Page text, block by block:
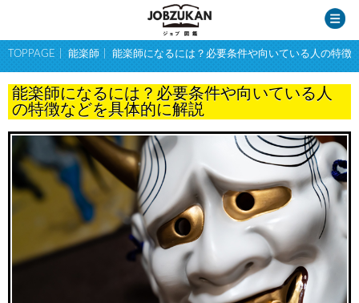
TOPPAGE 能楽師 能楽師になるには？必要条件や向いている人の特徴
能楽師になるには？必要条件や向いている人
の特徴などを具体的に解説